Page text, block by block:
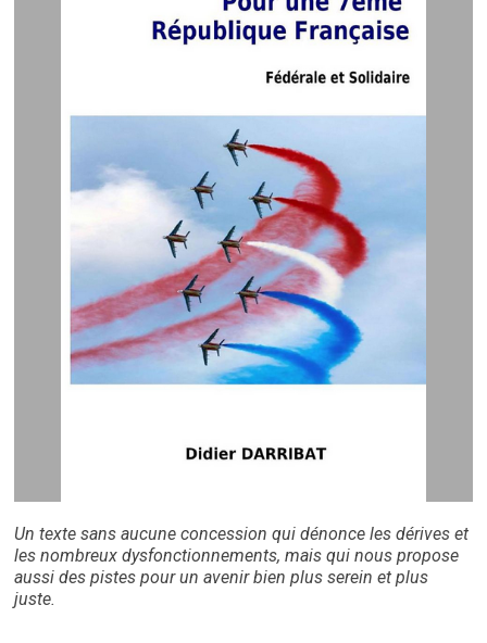
Un texte sans aucune concession qui dénonce les dérives et
les nombreux dysfonctionnements, mais qui nous propose
aussi des pistes pour un avenir bien plus serein et plus
juste.